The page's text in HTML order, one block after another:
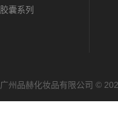
胶囊系列
广州品赫化妆品有限公司 ©